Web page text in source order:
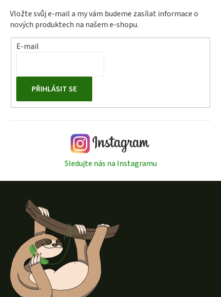
Vložte svůj e-mail a my vám budeme zasílat informace o
nových produktech na našem e-shopu.
E-mail
PŘIHLÁSIT SE
Sledujte nás na Instagramu